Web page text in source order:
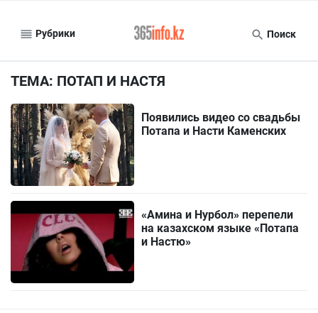
Рубрики Поиск
ТЕМА: ПОТАП И НАСТЯ
Появились видео со свадьбы
Потапа и Насти Каменских
«Амина и Нурбол» перепели
на казахском языке «Потапа
и Настю»